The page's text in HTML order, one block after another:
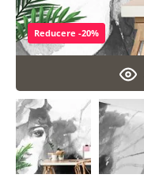
Reducere -20%